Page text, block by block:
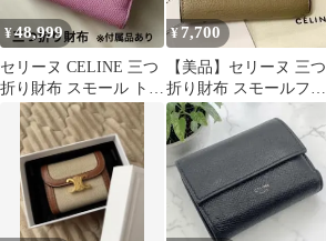
¥48,999
セリーヌ CELINE 三つ
折り財布 スモール トリ
フォールドウォレット
ピンク
¥ 7,700
【美品】セリーヌ 三つ
折り財布 スモールフォ
ールデッド バイカラー
ベージュ 赤